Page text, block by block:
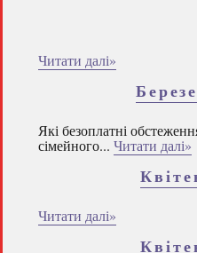
Читати далі»
Які безоплатні
сімейного... Читати далі»
Читати далі»